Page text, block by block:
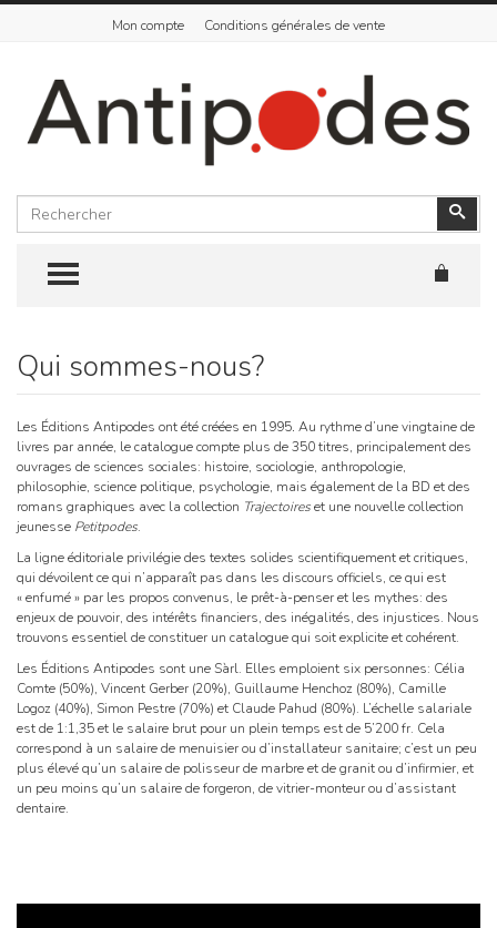
Mon compte Conditions générales de vente
Rechercher
TOGGLE MENU
Skip
content
Qui sommes-nous?
Les Éditions Antipodes ont été créées en 1995. Au rythme d’une vingtaine de
livres par année, le catalogue compte plus de 350 titres, principalement des
ouvrages de sciences sociales: histoire, sociologie, anthropologie,
philosophie, science politique, psychologie, mais également de la BD et des
romans graphiques avec la collection Trajectoireset une nouvelle collection
jeunesse Petitpodes.
La ligne éditoriale privilégie des textes solides scientifiquement et critiques,
qui dévoilent ce qui n’apparaît pas dans les discours officiels, ce qui est
« enfumé » par les propos convenus, le prêt-à-penser et les mythes: des
enjeux de pouvoir, des intérêts financiers, des inégalités, des injustices. Nous
trouvons essentiel de constituer un catalogue qui soit explicite et cohérent.
Les Éditions Antipodes sont une Sàrl. Elles emploient six personnes: Célia
Comte (50%), Vincent Gerber (20%), Guillaume Henchoz (80%), Camille
Logoz (40%), Simon Pestre (70%) et Claude Pahud (80%). L’échelle salariale
est de 1:1,35 et le salaire brut pour un plein temps est de 5’200 fr. Cela
correspond à un salaire de menuisier ou d’installateur sanitaire; c’est un peu
plus élevé qu’un salaire de polisseur de marbre et de granit ou d’infirmier, et
un peu moins qu’un salaire de forgeron, de vitrier-monteur ou d’assistant
dentaire.